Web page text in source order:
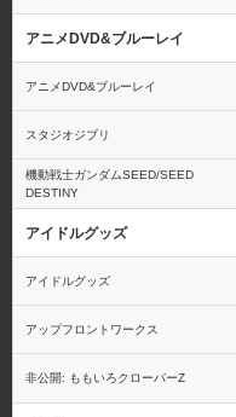
ウルトラマン
エンジェルビーツ！
オーディンスフィア
アニメDVD&ブルーレイ
アニメDVD&ブルーレイ
スタジオジブリ
機動戦士ガンダムSEED/SEED
DESTINY
アイドルグッズ
アイドルグッズ
アップフロントワークス
非公開: ももいろクローバーZ